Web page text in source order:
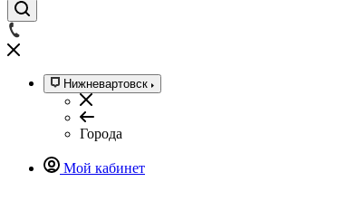
Нижневартовск
Города
Мой кабинет